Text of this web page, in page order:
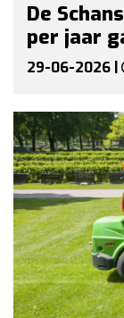
De
per jaar
29-06-2026 |